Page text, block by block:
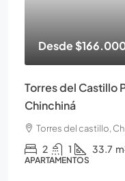
Desde
Torres del Castillo
Chinchiná
Torres del castillo,
2 1 33.7
APARTAMENTOS